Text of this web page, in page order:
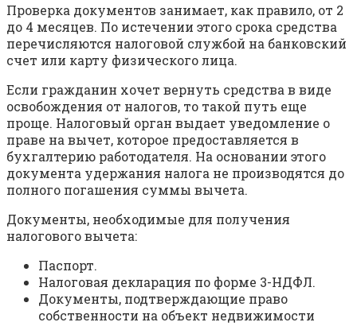
Проверка документов занимает, как правило, от 2
до 4 месяцев. По истечении этого срока средства
перечисляются налоговой службой на банковский
счет или карту физического лица.
Если гражданин хочет вернуть средства в виде
освобождения от налогов, то такой путь еще
проще. Налоговый орган выдает уведомление о
праве на вычет, которое предоставляется в
бухгалтерию работодателя. На основании этого
документа удержания налога не производятся до
полного погашения суммы вычета.
Документы, необходимые для получения
налогового вычета:
Паспорт.
Налоговая декларация по форме 3-НДФЛ.
Документы, подтверждающие право
собственности на объект недвижимости